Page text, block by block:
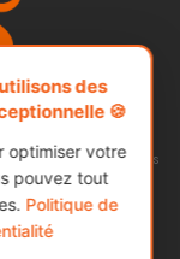
les plus populaires
qualité et des prix
du marché.
des
🍪
optimiser votre
pouvez tout
Politique de